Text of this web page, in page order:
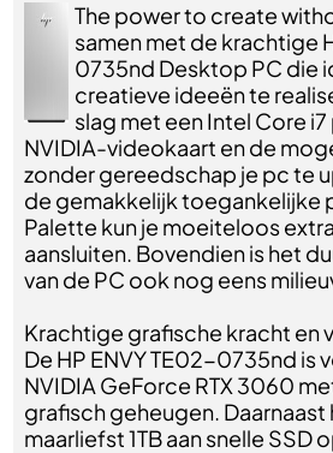
The power to create
samen met de krachtige
0735nd Desktop PC die
creatieve ideeën te
slag met een Intel Core
NVIDIA-videokaart en de
zonder gereedschap je pc te
de gemakkelijk toegankelijke
Palette kun je moeiteloos
aansluiten. Bovendien is het
van de PC ook nog eens
Krachtige grafische kracht en
De HP ENVY TE02-0735nd is
NVIDIA GeForce RTX 3060
grafisch geheugen. Daarnaast
maarliefst 1TB aan snelle SSD